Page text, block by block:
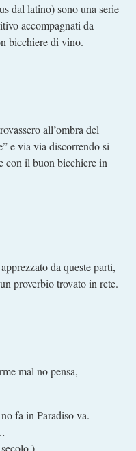
dal latino) sono una serie
accompagnati da
bicchiere di vino.
all’ombra del
e via via discorrendo si
con il buon bicchiere in
da queste parti,
proverbio trovato in rete.
mal no pensa,
fa in Paradiso va.